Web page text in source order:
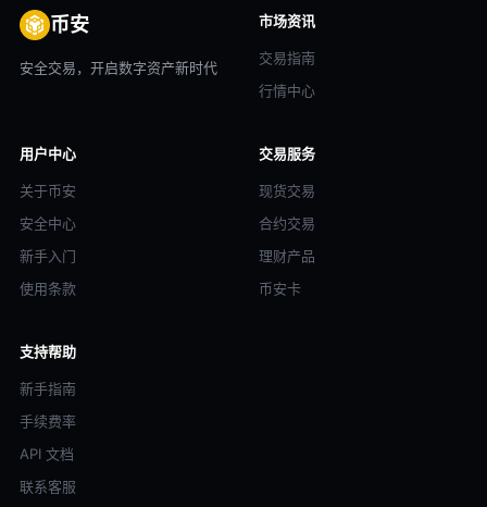
币安
安全交易，开启数字资产新时代
市场资讯
交易指南
行情中心
用户中心
关于币安
安全中心
新手入门
使用条款
交易服务
现货交易
合约交易
理财产品
币安卡
支持帮助
新手指南
手续费率
API 文档
联系客服